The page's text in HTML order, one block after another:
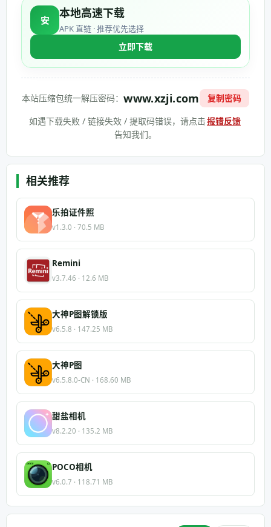
安 本地高速下载
APK 直链 · 推荐优先选择
立即下载
本站压缩包统一解压密码：www.xzji.com
复制密码
如遇下载失败 / 链接失效 / 提取码错误，请点击报错反馈
告知我们。
相关推荐
乐拍证件照
v1.3.0 · 70.5 MB
Remini
v3.7.46 · 12.6 MB
大神P图解锁版
v6.5.8 · 147.25 MB
大神P图
v6.5.8.0-CN · 168.60 MB
甜盐相机
v8.2.20 · 135.2 MB
POCO相机
v6.0.7 · 118.71 MB